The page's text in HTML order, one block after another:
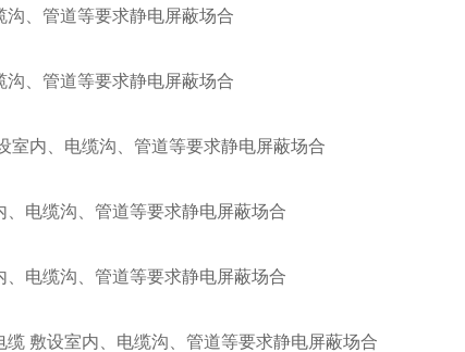
、管道等要求静电屏蔽场合
、管道等要求静电屏蔽场合
室内、电缆沟、管道等要求静电屏蔽场合
电缆沟、管道等要求静电屏蔽场合
电缆沟、管道等要求静电屏蔽场合
敷设室内、电缆沟、管道等要求静电屏蔽场合